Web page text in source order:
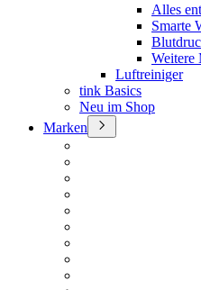
Alles
Smarte
Weitere
Luftreiniger
tink Basics
Neu im Shop
Marken